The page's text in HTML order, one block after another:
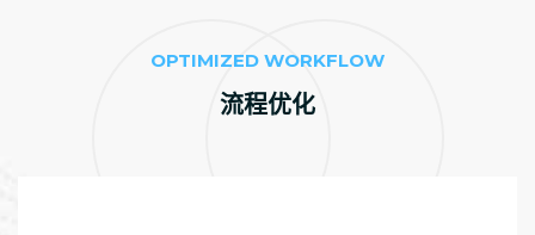
OPTIMIZED WORKFLOW
流程优化